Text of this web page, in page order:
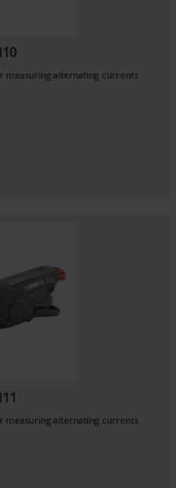
alternating currents
alternating currents